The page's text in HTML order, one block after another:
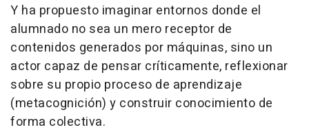
Y ha propuesto imaginar entornos donde el
alumnado no sea un mero receptor de
contenidos generados por máquinas, sino un
actor capaz de pensar críticamente, reflexionar
sobre su propio proceso de aprendizaje
(metacognición) y construir conocimiento de
forma colectiva.